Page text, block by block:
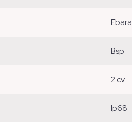
ebara
bsp
2 cv
ip68